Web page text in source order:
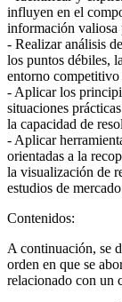
influyen en el
información valiosa
- Realizar análisis
los puntos débiles,
entorno competitivo
- Aplicar los
situaciones
la capacidad de
- Aplicar
orientadas a la
la visualización de
estudios de
Contenidos:
A continuación, se
orden en que se
relacionado con un